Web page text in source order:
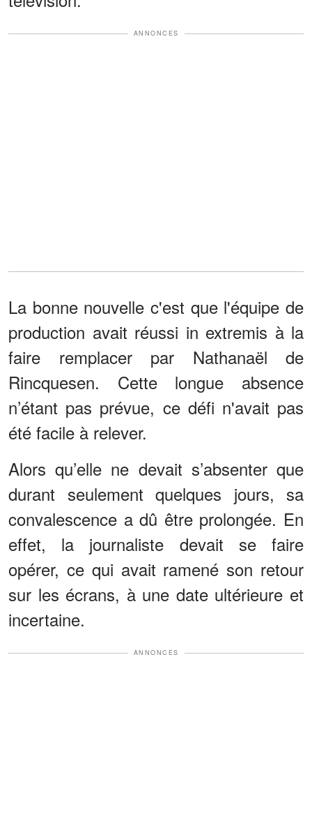
ANNONCES
La bonne nouvelle c'est que l'équipe de
production avait réussi in extremis à la
faire remplacer par Nathanaël de
Rincquesen. Cette longue absence
n’étant pas prévue, ce défi n'avait pas
été facile à relever.
Alors qu’elle ne devait s’absenter que
durant seulement quelques jours, sa
convalescence a dû être prolongée. En
effet, la journaliste devait se faire
opérer, ce qui avait ramené son retour
sur les écrans, à une date ultérieure et
incertaine.
ANNONCES